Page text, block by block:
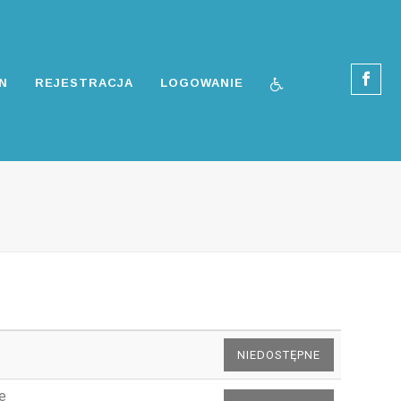
REJESTRACJA LOGOWANIE